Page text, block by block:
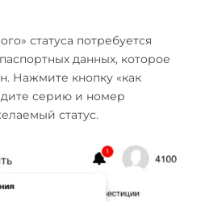
статуса потребуется
данных, которое
Нажмите кнопку «как
серию и номер
статус.